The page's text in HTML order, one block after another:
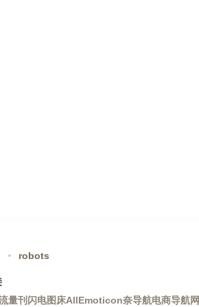
robots
量刊 闪电图床AllEmoticon奈导航电商导航网